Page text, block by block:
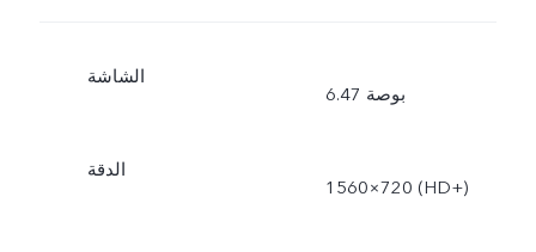
الشاشة
6.47 بوصة
الدقة
1560×720 (HD+‎)